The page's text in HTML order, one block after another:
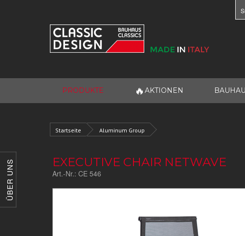
ÜBER UNS
PRODUKTE 🔥 AKTIONEN
Startseite Aluminum Group
EXECUTIVE CHAIR NETWAVE
Art.-Nr.: CE 546